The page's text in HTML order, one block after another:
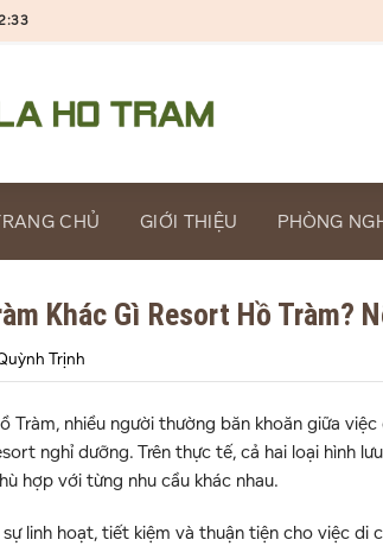
CHỦ GIỚI THIỆU PHÒNG
Khác Gì Resort Hồ Tràm?
Trịnh
Tràm, nhiều người thường băn khoăn giữa
nghỉ dưỡng. Trên thực tế, cả hai loại hình
hợp với từng nhu cầu khác nhau.
sự linh hoạt, tiết kiệm và thuận tiện cho việc di